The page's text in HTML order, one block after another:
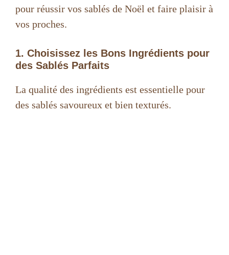
pour réussir vos sablés de Noël et faire plaisir à
vos proches.
1. Choisissez les Bons Ingrédients pour
des Sablés Parfaits
La qualité des ingrédients est essentielle pour
des sablés savoureux et bien texturés.